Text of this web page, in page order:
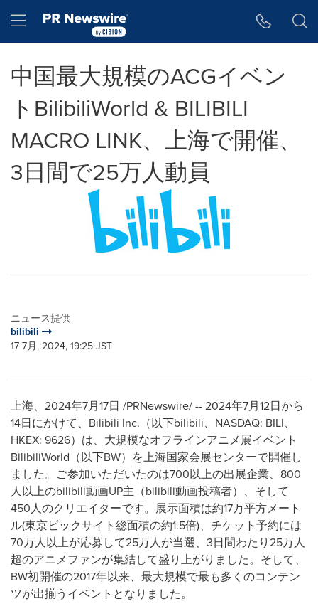
Hamburger menu
中国最大規模のACGイベン
トBilibiliWorld & BILIBILI
MACRO LINK、上海で開催、
3日間で25万人動員
ニュース提供
bilibili
17 7月, 2024, 19:25 JST
上海、2024年7月17日 /PRNewswire/ -- 2024年7月12日から
14日にかけて、Bilibili Inc.（以下bilibili、NASDAQ: BILI、
HKEX: 9626）は、大規模なオフラインアニメ展イベント
BilibiliWorld（以下BW）を上海国家会展センターで開催し
ました。ご参加いただいたのは700以上の出展企業、800
人以上のbilibili動画UP主（bilibili動画投稿者）、そして
450人のクリエイターです。展示面積は約17万平方メート
ル(東京ビックサイト総面積の約1.5倍)、チケット予約には
70万人以上が応募して25万人が当選、3日間わたり25万人
超のアニメファンが集結して盛り上がりました。そして、
BW初開催の2017年以来、最大規模で最も多くのコンテン
ツが出揃うイベントとなりました。